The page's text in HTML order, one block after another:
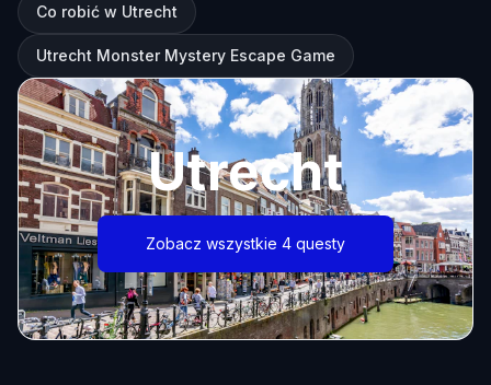
Co robić w Utrecht
Utrecht Monster Mystery Escape Game
Utrecht
Zobacz wszystkie 4 questy